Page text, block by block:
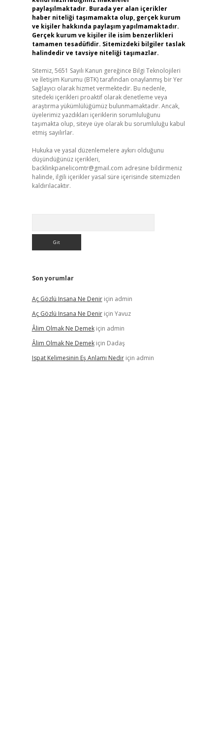
paylaşılmaktadır. Burada yer alan içerikler
haber niteliği taşımamakta olup, gerçek kurum
ve kişiler hakkında paylaşım yapılmamaktadır.
Gerçek kurum ve kişiler ile isim benzerlikleri
tamamen tesadüfidir. Sitemizdeki bilgiler taslak
halindedir ve tavsiye niteliği taşımazlar.
Sitemiz, 5651 Sayılı Kanun gereğince Bilgi Teknolojileri
ve İletişim Kurumu (BTK) tarafından onaylanmış bir Yer
Sağlayıcı olarak hizmet vermektedir. Bu nedenle,
sitedeki içerikleri proaktif olarak denetleme veya
araştırma yükümlülüğümüz bulunmamaktadır. Ancak,
üyelerimiz yazdıkları içeriklerin sorumluluğunu
taşımakta olup, siteye üye olarak bu sorumluluğu kabul
etmiş sayılırlar.
Hukuka ve yasal düzenlemelere aykırı olduğunu
düşündüğünüz içerikleri,
backlinkpanelicomtr@gmail.com adresine bildirmeniz
halinde, ilgili içerikler yasal süre içerisinde sitemizden
kaldırılacaktır.
Son yorumlar
Aç Gözlü Insana Ne Deniriçin admin
Aç Gözlü Insana Ne Deniriçin Yavuz
Âlim Olmak Ne Demekiçin admin
Âlim Olmak Ne Demekiçin Dadaş
Ispat Kelimesinin Eş Anlamı Nediriçin admin